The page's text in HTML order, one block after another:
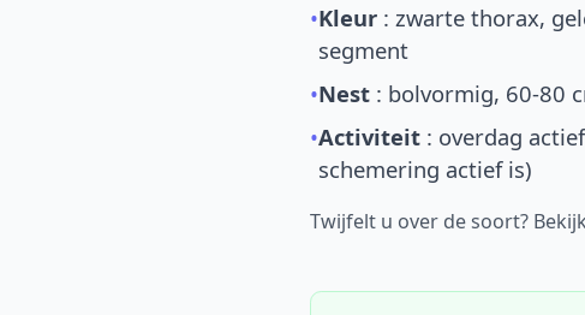
•Kleur : zwarte thorax,
segment
•Nest : bolvormig, 60-80
•Activiteit : overdag
schemering actief is)
Twijfelt u over de soort?